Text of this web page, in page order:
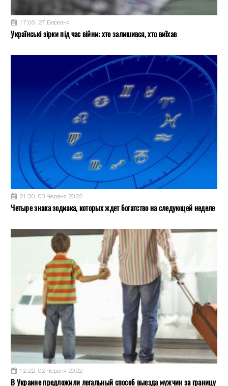
17:06, 27 Березня
Українські зірки під час війни: хто залишився, хто виїхав
21:30, 03 Червня 2022
Четыре знака зодиака, которых ждет богатство на следующей неделе
12:22, 02 Червня 2022
В Украине предложили легальный способ выезда мужчин за границу